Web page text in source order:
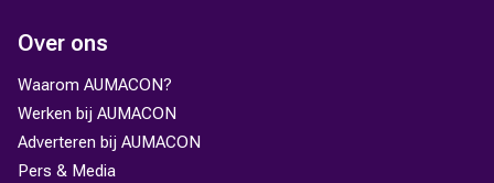
Over ons
Waarom AUMACON?
Werken bij AUMACON
Adverteren bij AUMACON
Pers & Media